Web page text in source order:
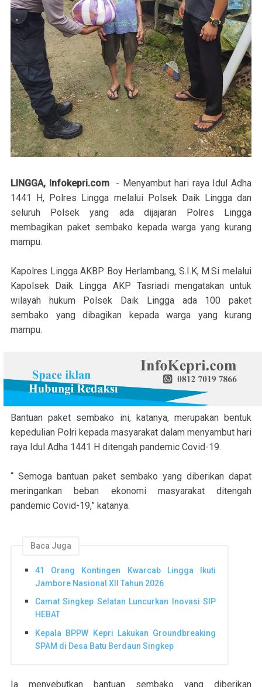
LINGGA, Infokepri.com- Menyambut hari raya Idul Adha
1441 H, Polres Lingga melalui Polsek Daik Lingga dan
seluruh Polsek yang ada dijajaran Polres Lingga
membagikan paket sembako kepada warga yang kurang
mampu.
Kapolres Lingga AKBP Boy Herlambang, S.I.K, M.Si melalui
Kapolsek Daik Lingga AKP Tasriadi mengatakan untuk
wilayah hukum Polsek Daik Lingga ada 100 paket
sembako yang dibagikan kepada warga yang kurang
mampu.
Bantuan paket sembako ini, katanya, merupakan bentuk
kepedulian Polri kepada masyarakat dalam menyambut hari
raya Idul Adha 1441 H ditengah pandemic Covid-19.
“ Semoga bantuan paket sembako yang diberikan dapat
meringankan beban ekonomi masyarakat ditengah
pandemic Covid-19,” katanya.
Baca Juga
41 Orang Kontingen Kwarcab Lingga Ikuti
Jambore Nasional XII Tahun 2026
Camat Singkep Selatan Luncurkan Inovasi SIP
HEBAT
Kepala BPPW Kepri Lakukan Groundbreaking
SPAM di Desa Batu Berdaun Singkep
Ia menyebutkan bantuan sembako yang diberikan